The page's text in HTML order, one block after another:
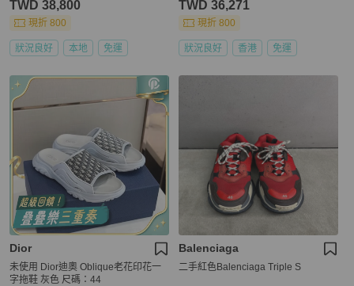
TWD 38,800
現折 800
狀況良好 本地 免運
TWD 36,271
現折 800
狀況良好 香港 免運
Dior
未使用 Dior迪奧 Oblique老花印花一
字拖鞋 灰色 尺碼：44
Balenciaga
二手紅色Balenciaga Triple S